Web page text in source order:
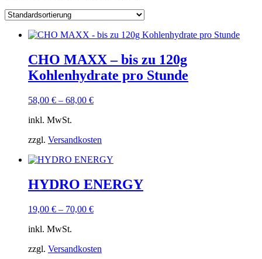
CHO MAXX – bis zu 120g
Kohlenhydrate pro Stunde
58,00 € – 68,00 €
inkl. MwSt.
zzgl. Versandkosten
HYDRO ENERGY
19,00 € – 70,00 €
inkl. MwSt.
zzgl. Versandkosten